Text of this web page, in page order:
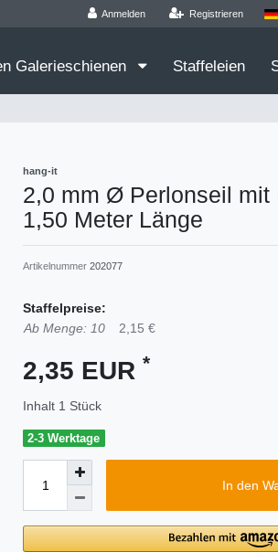
Anmelden Registrieren
Galerieschienen Staffeleien
hang-it
2,0 mm Ø Perlonseil mit
1,50 Meter Länge
Artikelnummer 202077
Staffelpreise:
Ab Menge: 10
2,15 €
2,35 EUR *
Inhalt 1 Stück
2-3 Werktage
In den